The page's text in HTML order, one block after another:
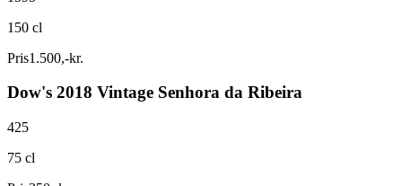
150 cl
Pris1.500,-kr.
Dow's 2018 Vintage Senhora da Ribeira
425
75 cl